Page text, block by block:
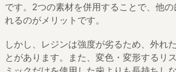
です。2つの素材を併用することで、他
れるのがメリットです。
しかし、レジンは強度が劣るため、外れ
とがあります。また、変色・変形するリ